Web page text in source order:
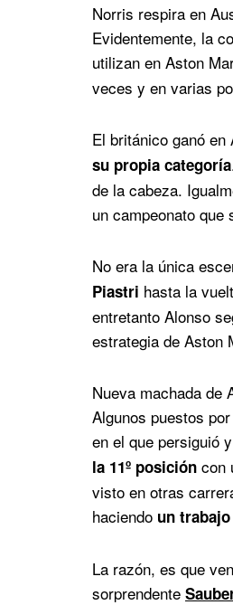
Norris respira en
Evidentemente, la
utilizan en Aston
veces y en varias
El británico ganó
su propia categoría
de la cabeza.
un campeonato que
No era la única
Piastri hasta la
entretanto Alonso
estrategia de Aston
Nueva machada de
Algunos puestos
en el que persiguió
la 11º posición con
visto en otras
haciendo un trabajo
La razón, es que
sorprendente